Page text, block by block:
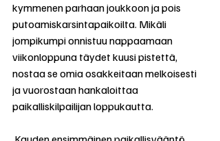
kymmenen parhaan joukkoon ja pois
putoamiskarsintapaikoilta. Mikäli
jompikumpi onnistuu nappaamaan
viikonloppuna täydet kuusi pistettä,
nostaa se omia osakkeitaan melkoisesti
ja vuorostaan hankaloittaa
paikalliskilpailijan loppukautta.